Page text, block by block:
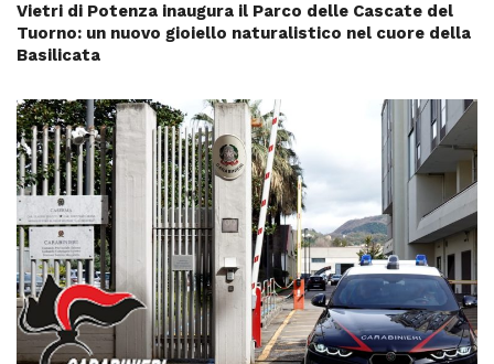
Vietri di Potenza inaugura il Parco delle Cascate del
Tuorno: un nuovo gioiello naturalistico nel cuore della
Basilicata